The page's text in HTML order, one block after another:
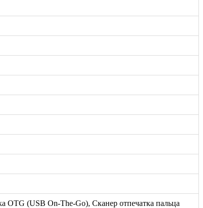
OTG (USB On-The-Go), Сканер отпечатка пальца